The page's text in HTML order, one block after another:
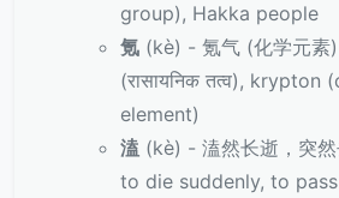
group), Hakka people
氪 (kè) - 氪气 (化学元素)
(रासायनिक तत्व), krypton
element)
溘 (kè) - 溘然长逝，突然
to die suddenly, to